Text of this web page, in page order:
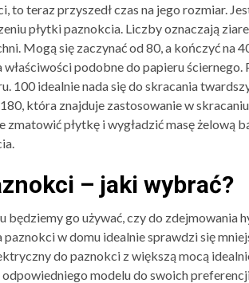
teraz przyszedł czas na jego rozmiar.
płytki paznokcia. Liczby oznaczają
Mogą się zaczynać od 80, a kończyć na
podobne do papieru ściernego.
idealnie nada się do skracania
która znajduje zastosowanie w
płytkę i wygładzić masę żelową
– jaki wybrać?
go używać, czy do zdejmowania
w domu idealnie sprawdzi się
do paznokci z większą mocą
modelu do swoich